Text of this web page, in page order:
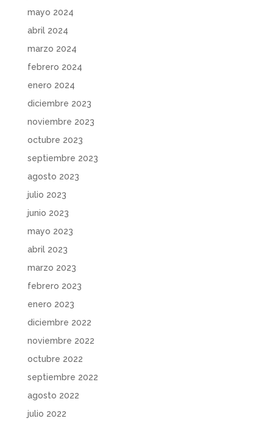
mayo 2024
abril 2024
marzo 2024
febrero 2024
enero 2024
diciembre 2023
noviembre 2023
octubre 2023
septiembre 2023
agosto 2023
julio 2023
junio 2023
mayo 2023
abril 2023
marzo 2023
febrero 2023
enero 2023
diciembre 2022
noviembre 2022
octubre 2022
septiembre 2022
agosto 2022
julio 2022